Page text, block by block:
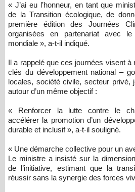
« J’ai eu l’honneur, en tant que
de la Transition écologique, de
première édition des Journées
organisées en partenariat avec
mondiale », a-t-il indiqué.
Il a rappelé que ces journées visent
clés du développement national –
locales, société civile, secteur privé,
autour d’un même objectif :
« Renforcer la lutte contre le
accélérer la promotion d’un
durable et inclusif », a-t-il souligné.
« Une démarche collective pour un
Le ministre a insisté sur la
de l’initiative, estimant que la
réussir sans la synergie des forces